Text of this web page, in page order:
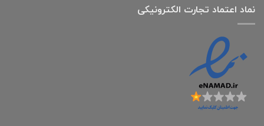
نماد اعتماد تجارت الكترونیكی